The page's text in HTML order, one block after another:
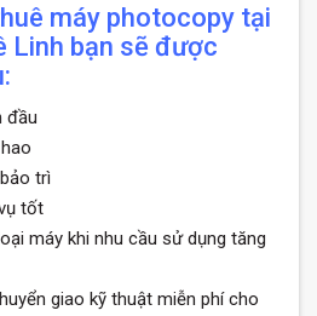
máy photocopy tại
Linh bạn sẽ được
đầu
trì
tốt
máy khi nhu cầu sử dụng tăng
giao kỹ thuật miễn phí cho